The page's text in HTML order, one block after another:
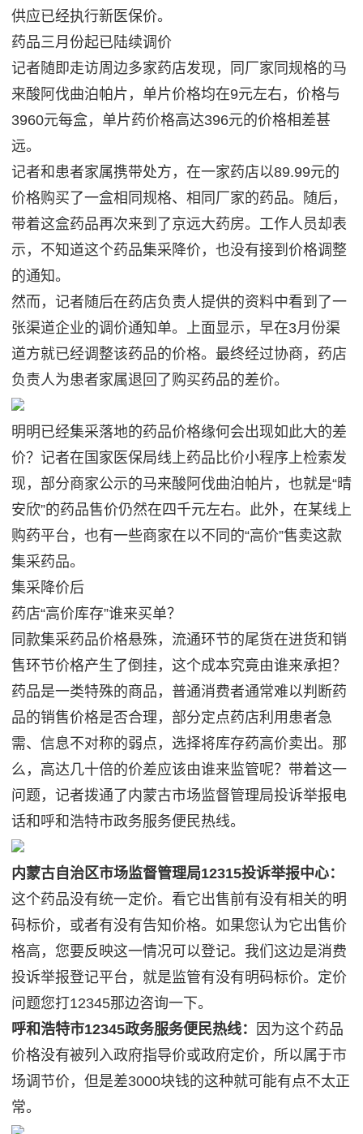
供应已经执行新医保价。
药品三月份起已陆续调价
记者随即走访周边多家药店发现，同厂家同规格的马
来酸阿伐曲泊帕片，单片价格均在9元左右，价格与
3960元每盒，单片药价格高达396元的价格相差甚
远。
记者和患者家属携带处方，在一家药店以89.99元的
价格购买了一盒相同规格、相同厂家的药品。随后，
带着这盒药品再次来到了京远大药房。工作人员却表
示，不知道这个药品集采降价，也没有接到价格调整
的通知。
然而，记者随后在药店负责人提供的资料中看到了一
张渠道企业的调价通知单。上面显示，早在3月份渠
道方就已经调整该药品的价格。最终经过协商，药店
负责人为患者家属退回了购买药品的差价。
明明已经集采落地的药品价格缘何会出现如此大的差
价？记者在国家医保局线上药品比价小程序上检索发
现，部分商家公示的马来酸阿伐曲泊帕片，也就是“晴
安欣”的药品售价仍然在四千元左右。此外，在某线上
购药平台，也有一些商家在以不同的“高价”售卖这款
集采药品。
集采降价后
药店“高价库存”谁来买单？
同款集采药品价格悬殊，流通环节的尾货在进货和销
售环节价格产生了倒挂，这个成本究竟由谁来承担？
药品是一类特殊的商品，普通消费者通常难以判断药
品的销售价格是否合理，部分定点药店利用患者急
需、信息不对称的弱点，选择将库存药高价卖出。那
么，高达几十倍的价差应该由谁来监管呢？带着这一
问题，记者拨通了内蒙古市场监督管理局投诉举报电
话和呼和浩特市政务服务便民热线。
内蒙古自治区市场监督管理局12315投诉举报中心：
这个药品没有统一定价。看它出售前有没有相关的明
码标价，或者有没有告知价格。如果您认为它出售价
格高，您要反映这一情况可以登记。我们这边是消费
投诉举报登记平台，就是监管有没有明码标价。定价
问题您打12345那边咨询一下。
呼和浩特市12345政务服务便民热线：
因为这个药品
价格没有被列入政府指导价或政府定价，所以属于市
场调节价，但是差3000块钱的这种就可能有点不太正
常。